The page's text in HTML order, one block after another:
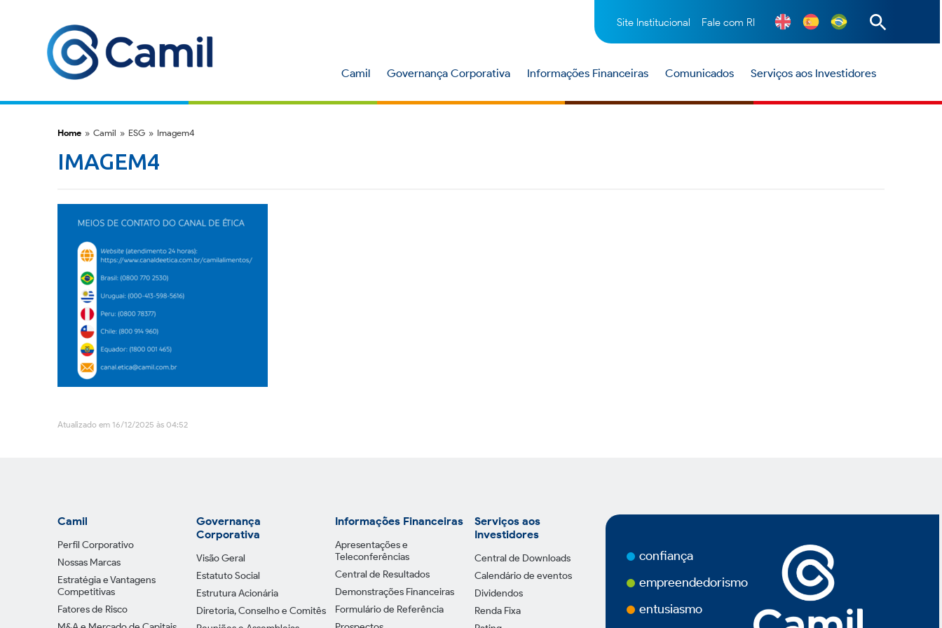
Site Institucional Fale com RI
Camil Governança Corporativa Informações Financeiras Comunicados Serviços aos Investidores
Home » Camil » ESG » Imagem4
IMAGEM4
Atualizado em 16/12/2025 às 04:52
Camil
Perfil Corporativo
Nossas Marcas
Estratégia e Vantagens
Competitivas
Fatores de Risco
Governança
Corporativa
Visão Geral
Estatuto Social
Estrutura Acionária
Diretoria, Conselho e Comitês
Informações Financeiras
Apresentações e
Teleconferências
Central de Resultados
Demonstrações Financeiras
Formulário de Referência
Serviços aos
Investidores
Central de Downloads
Calendário de eventos
Dividendos
Renda Fixa
confiança
empreendedorismo
entusiasmo